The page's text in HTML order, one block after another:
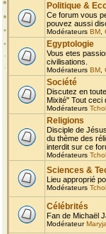
Politique &
Ce forum vous
pouvez aussi
Modérateurs BM
Egyptologie
Vous etes
civilisations.
Modérateurs BM
Société
Discutez en
Mixité" Tout ceci
Modérateurs
Religions
Disciple de
du thème des
interdit sur ce
Modérateurs
Sciences &
Lieu approprié
Modérateurs
Célébrités
Fan de Michaël
Modérateur